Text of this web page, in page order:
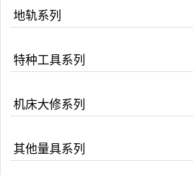
地轨系列
特种工具系列
机床大修系列
其他量具系列